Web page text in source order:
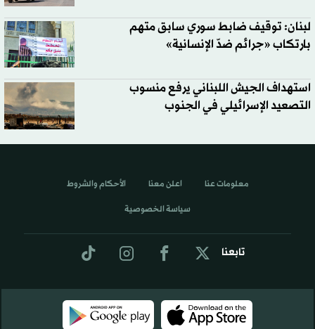
لبنان: توقيف ضابط سوري سابق متهم
بارتكاب «جرائم ضدّ الإنسانية»
استهداف الجيش اللبناني يرفع منسوب
التصعيد الإسرائيلي في الجنوب
تابعنا
معلومات عنا اعلن معنا الأحكام والشروط
سياسة الخصوصية